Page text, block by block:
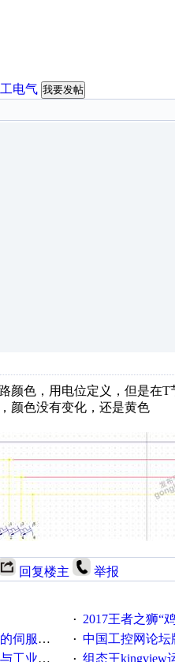
电气 我要发帖
颜色，用电位定义，但是在
颜色没有变化，还是黄色
回复楼主 举报
· 2017王者之狮“鸡”情签到
望是什么？ · 中国工控网论坛版
班通知！ · 组态王kingview